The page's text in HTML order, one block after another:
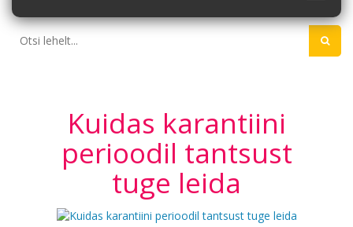
Kuidas karantiini
perioodil tantsust
tuge leida